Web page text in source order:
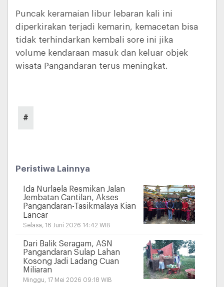
Puncak keramaian libur lebaran kali ini
diperkirakan terjadi kemarin, kemacetan bisa
tidak terhindarkan kembali sore ini jika
volume kendaraan masuk dan keluar objek
wisata Pangandaran terus meningkat.
#
Peristiwa Lainnya
Ida Nurlaela Resmikan Jalan
Jembatan Cantilan, Akses
Pangandaran-Tasikmalaya Kian
Lancar
Selasa, 16 Juni 2026 14:42 WIB
Dari Balik Seragam, ASN
Pangandaran Sulap Lahan
Kosong Jadi Ladang Cuan
Miliaran
Minggu, 17 Mei 2026 09:18 WIB